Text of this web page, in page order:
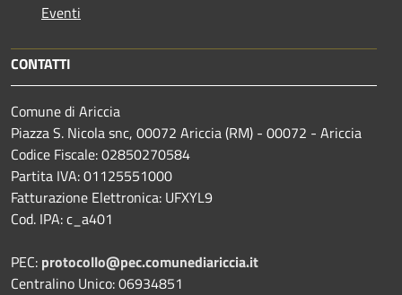
Eventi
CONTATTI
Comune di Ariccia
Piazza S. Nicola snc, 00072 Ariccia (RM) - 00072 - Ariccia
Codice Fiscale: 02850270584
Partita IVA: 01125551000
Fatturazione Elettronica: UFXYL9
Cod. IPA: c_a401
PEC: protocollo@pec.comunediariccia.it
Centralino Unico: 06934851